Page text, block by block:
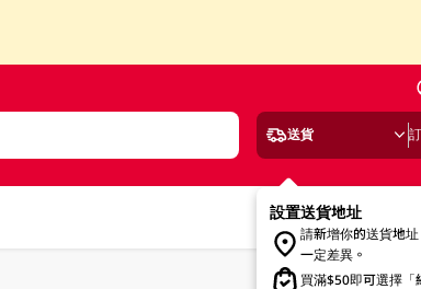
送貨
設置送貨地址
請新增你的送貨地
一定差異。
買滿$50即可選擇「